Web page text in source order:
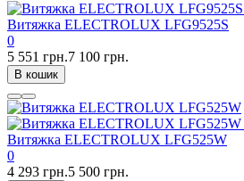
Витяжка ELECTROLUX LFG9525S
0
5 551 грн.7 100 грн.
В кошик
Витяжка ELECTROLUX LFG525W
0
4 293 грн.5 500 грн.